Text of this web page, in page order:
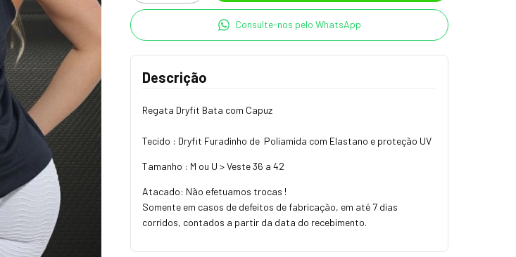
Consulte-nos pelo WhatsApp
Descrição
Regata Dryfit Bata com Capuz
Tecido : Dryfit Furadinho de Poliamida com Elastano e proteção UV
Tamanho : M ou U > Veste 36 a 42
Atacado: Não efetuamos trocas !
Somente em casos de defeitos de fabricação, em até 7 dias
corridos, contados a partir da data do recebimento.